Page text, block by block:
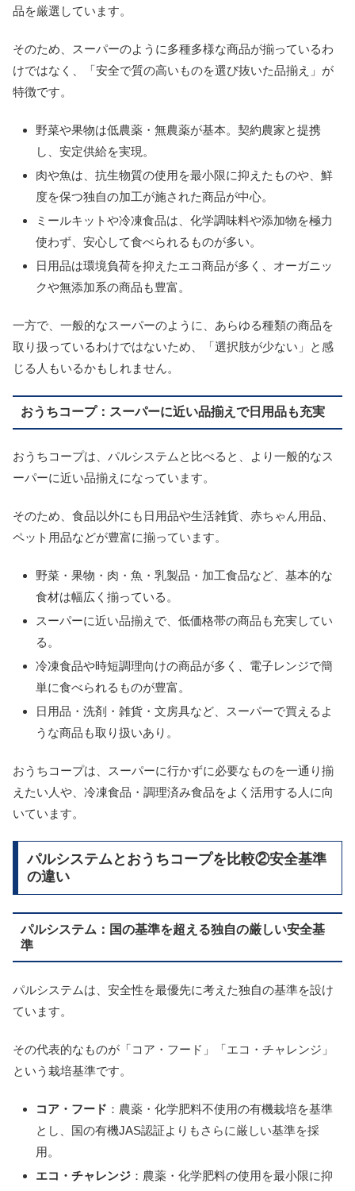
品を厳選しています。
そのため、スーパーのように多種多様な商品が揃っているわ
けではなく、「安全で質の高いものを選び抜いた品揃え」が
特徴です。
野菜や果物は低農薬・無農薬が基本。契約農家と提携
し、安定供給を実現。
肉や魚は、抗生物質の使用を最小限に抑えたものや、鮮
度を保つ独自の加工が施された商品が中心。
ミールキットや冷凍食品は、化学調味料や添加物を極力
使わず、安心して食べられるものが多い。
日用品は環境負荷を抑えたエコ商品が多く、オーガニッ
クや無添加系の商品も豊富。
一方で、一般的なスーパーのように、あらゆる種類の商品を
取り扱っているわけではないため、「選択肢が少ない」と感
じる人もいるかもしれません。
おうちコープ：スーパーに近い品揃えで日用品も充実
おうちコープは、パルシステムと比べると、より一般的なス
ーパーに近い品揃えになっています。
そのため、食品以外にも日用品や生活雑貨、赤ちゃん用品、
ペット用品などが豊富に揃っています。
野菜・果物・肉・魚・乳製品・加工食品など、基本的な
食材は幅広く揃っている。
スーパーに近い品揃えで、低価格帯の商品も充実してい
る。
冷凍食品や時短調理向けの商品が多く、電子レンジで簡
単に食べられるものが豊富。
日用品・洗剤・雑貨・文房具など、スーパーで買えるよ
うな商品も取り扱いあり。
おうちコープは、スーパーに行かずに必要なものを一通り揃
えたい人や、冷凍食品・調理済み食品をよく活用する人に向
いています。
パルシステムとおうちコープを比較②安全基準
の違い
パルシステム：国の基準を超える独自の厳しい安全基
準
パルシステムは、安全性を最優先に考えた独自の基準を設け
ています。
その代表的なものが「コア・フード」「エコ・チャレンジ」
という栽培基準です。
コア・フード ：農薬・化学肥料不使用の有機栽培を基準
とし、国の有機JAS認証よりもさらに厳しい基準を採
用。
エコ・チャレンジ ：農薬・化学肥料の使用を最小限に抑